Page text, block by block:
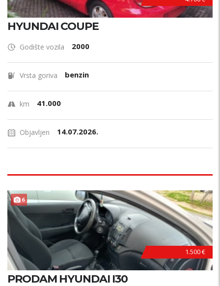
HYUNDAI COUPE
Godište vozila 2000
Vrsta goriva benzin
km 41.000
Objavljen 14.07.2026.
6
1.500 €
PRODAM HYUNDAI I30